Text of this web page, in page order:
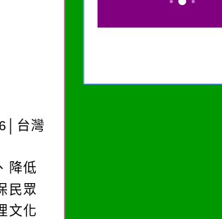
台灣
降低
民眾
文化